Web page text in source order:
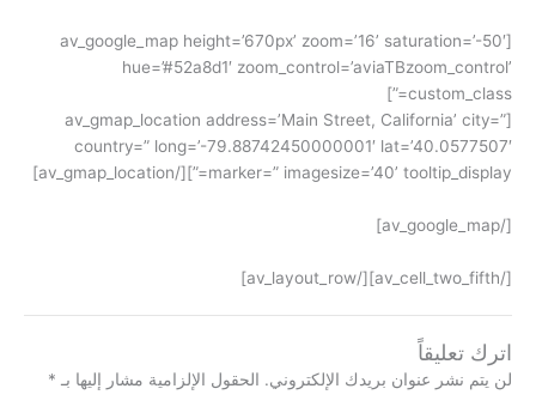
[av_google_map height=’670px’ zoom=’16’ saturation=’-50′
hue=’#52a8d1′ zoom_control=’aviaTBzoom_control’
custom_class=”]
[av_gmap_location address=’Main Street, California’ city=”
country=” long=’-79.88742450000001′ lat=’40.0577507′
marker=” imagesize=’40’ tooltip_display=”][/av_gmap_location]
[/av_google_map]
[/av_cell_two_fifth][/av_layout_row]
اترك تعليقاً
لن يتم نشر عنوان بريدك الإلكتروني. الحقول الإلزامية مشار إليها بـ *